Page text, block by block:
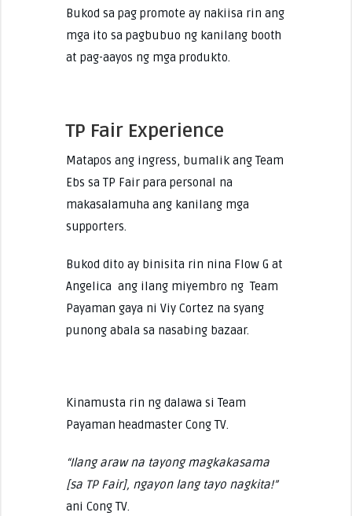
Bukod sa pag promote ay nakiisa rin ang
mga ito sa pagbubuo ng kanilang booth
at pag-aayos ng mga produkto.
TP Fair Experience
Matapos ang ingress, bumalik ang Team
Ebs sa TP Fair para personal na
makasalamuha ang kanilang mga
supporters.
Bukod dito ay binisita rin nina Flow G at
Angelica ang ilang miyembro ng Team
Payaman gaya ni Viy Cortez na syang
punong abala sa nasabing bazaar.
Kinamusta rin ng dalawa si Team
Payaman headmaster Cong TV.
“Ilang araw na tayong magkakasama
[sa TP Fair], ngayon lang tayo nagkita!”
ani Cong TV.